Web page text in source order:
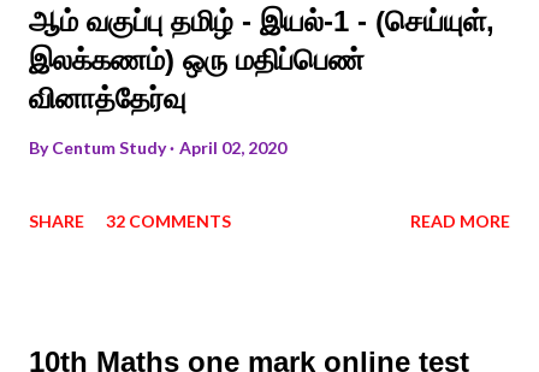
ஆம் வகுப்பு தமிழ் - இயல்-1 - (செய்யுள்,
இலக்கணம்) ஒரு மதிப்பெண்
வினாத்தேர்வு
ByCentum Study April 02, 2020
SHARE 32 COMMENTS READ MORE
10th Maths one mark online test